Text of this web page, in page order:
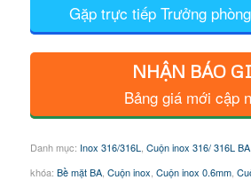
Gặp trực tiếp Trưởng
NHẬN BÁO
Bảng giá mới cập
Danh mục: Inox 316/316L Cuộn inox 316/ 316L BA,
khóa: Bề mặt BA, Cuộn inox Cuộn inox 0.6mm,